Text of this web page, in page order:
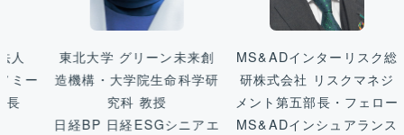
グリーン未来創
学院生命科学研
究科 教授
経ESGシニアエ
MS&ADインターリスク総
研株式会社 リスクマネジ
メント第五部長・フェロー
MS&ADインシュアランス
東北大学
総長特
河田